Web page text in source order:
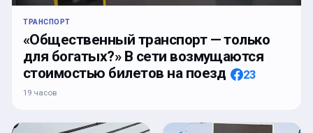
ТРАНСПОРТ
«Общественный транспорт — только
для богатых?» В сети возмущаются
стоимостью билетов на поезд
23
19 часов